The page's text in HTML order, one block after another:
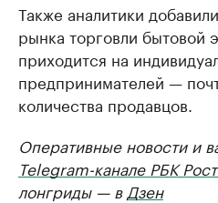
Также аналитики
рынка торговли бытовой
приходится на
предпринимателей —
количества продавцов.
Оперативные новости и
Telegram-канале РБК
лонгриды — в Дзен